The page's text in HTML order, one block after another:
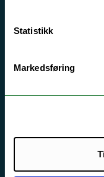
Statistikk
Markedsføring
Sikkerhet,